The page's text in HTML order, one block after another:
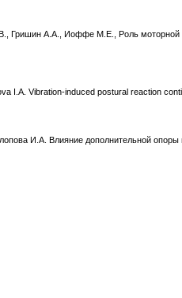
Гришин А.А., Иоффе М.Е., Роль моторной
I.A. Vibration-induced postural reaction
И.А. Влияние дополнительной опоры